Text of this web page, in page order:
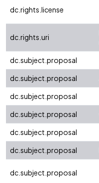
dc.rights.license
dc.rights.uri
dc.subject.proposal
dc.subject.proposal
dc.subject.proposal
dc.subject.proposal
dc.subject.proposal
dc.subject.proposal
dc.subject.proposal